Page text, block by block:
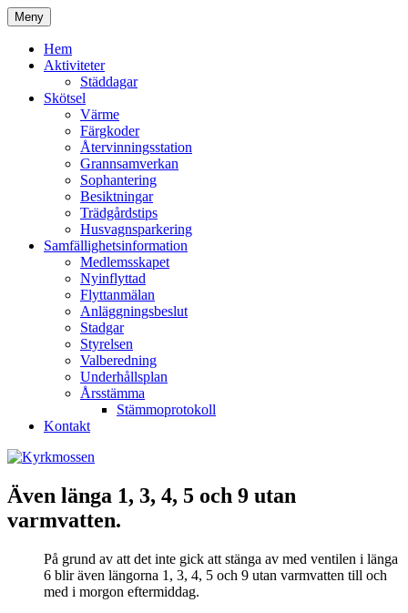
Hoppa
till
innehåll
Kyrkmossen
Meny
Hem
Aktiviteter
Städdagar
Skötsel
Värme
Färgkoder
Återvinningsstation
Grannsamverkan
Sophantering
Besiktningar
Trädgårdstips
Husvagnsparkering
Samfällighetsinformation
Medlemsskapet
Nyinflyttad
Flyttanmälan
Anläggningsbeslut
Stadgar
Styrelsen
Valberedning
Underhållsplan
Årsstämma
Stämmoprotokoll
Kontakt
Även länga 1, 3, 4, 5 och 9 utan
varmvatten.
På grund av att det inte gick att stänga av med ventilen i länga
6 blir även längorna 1, 3, 4, 5 och 9 utan varmvatten till och
med i morgon eftermiddag.